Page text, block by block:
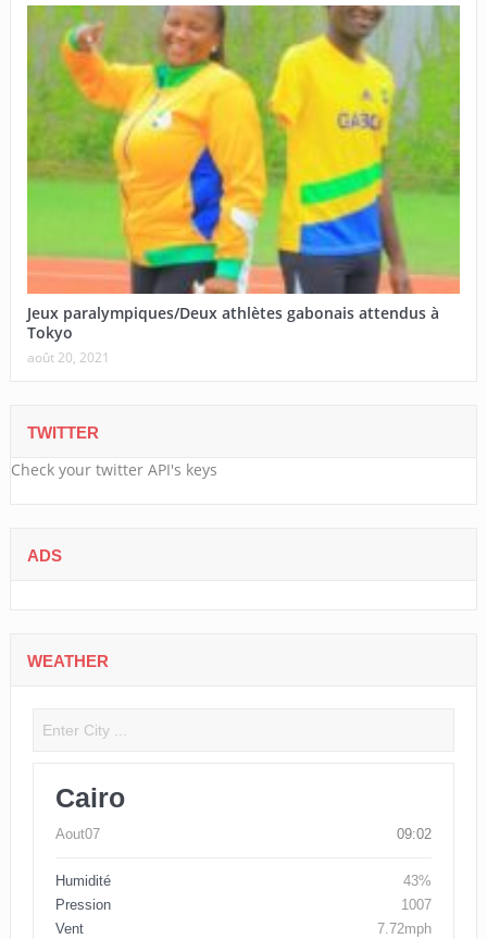
Jeux paralympiques/Deux athlètes gabonais attendus à
Tokyo
août 20, 2021
TWITTER
Check your twitter API's keys
ADS
WEATHER
Cairo
Aout07 09:02
Humidité
43%
Pression
1007
Vent
7.72mph